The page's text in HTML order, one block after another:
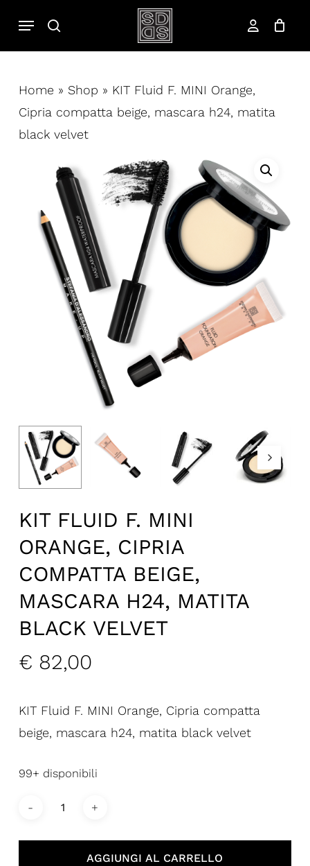
contenuto
cerca account
Menu
Home » Shop » KIT Fluid F. MINI Orange,
Cipria compatta beige, mascara h24, matita
black velvet
KIT FLUID F. MINI
ORANGE, CIPRIA
COMPATTA BEIGE,
MASCARA H24, MATITA
BLACK VELVET
€ 82,00
KIT Fluid F. MINI Orange, Cipria compatta
beige, mascara h24, matita black velvet
99+ disponibili
AGGIUNGI AL CARRELLO